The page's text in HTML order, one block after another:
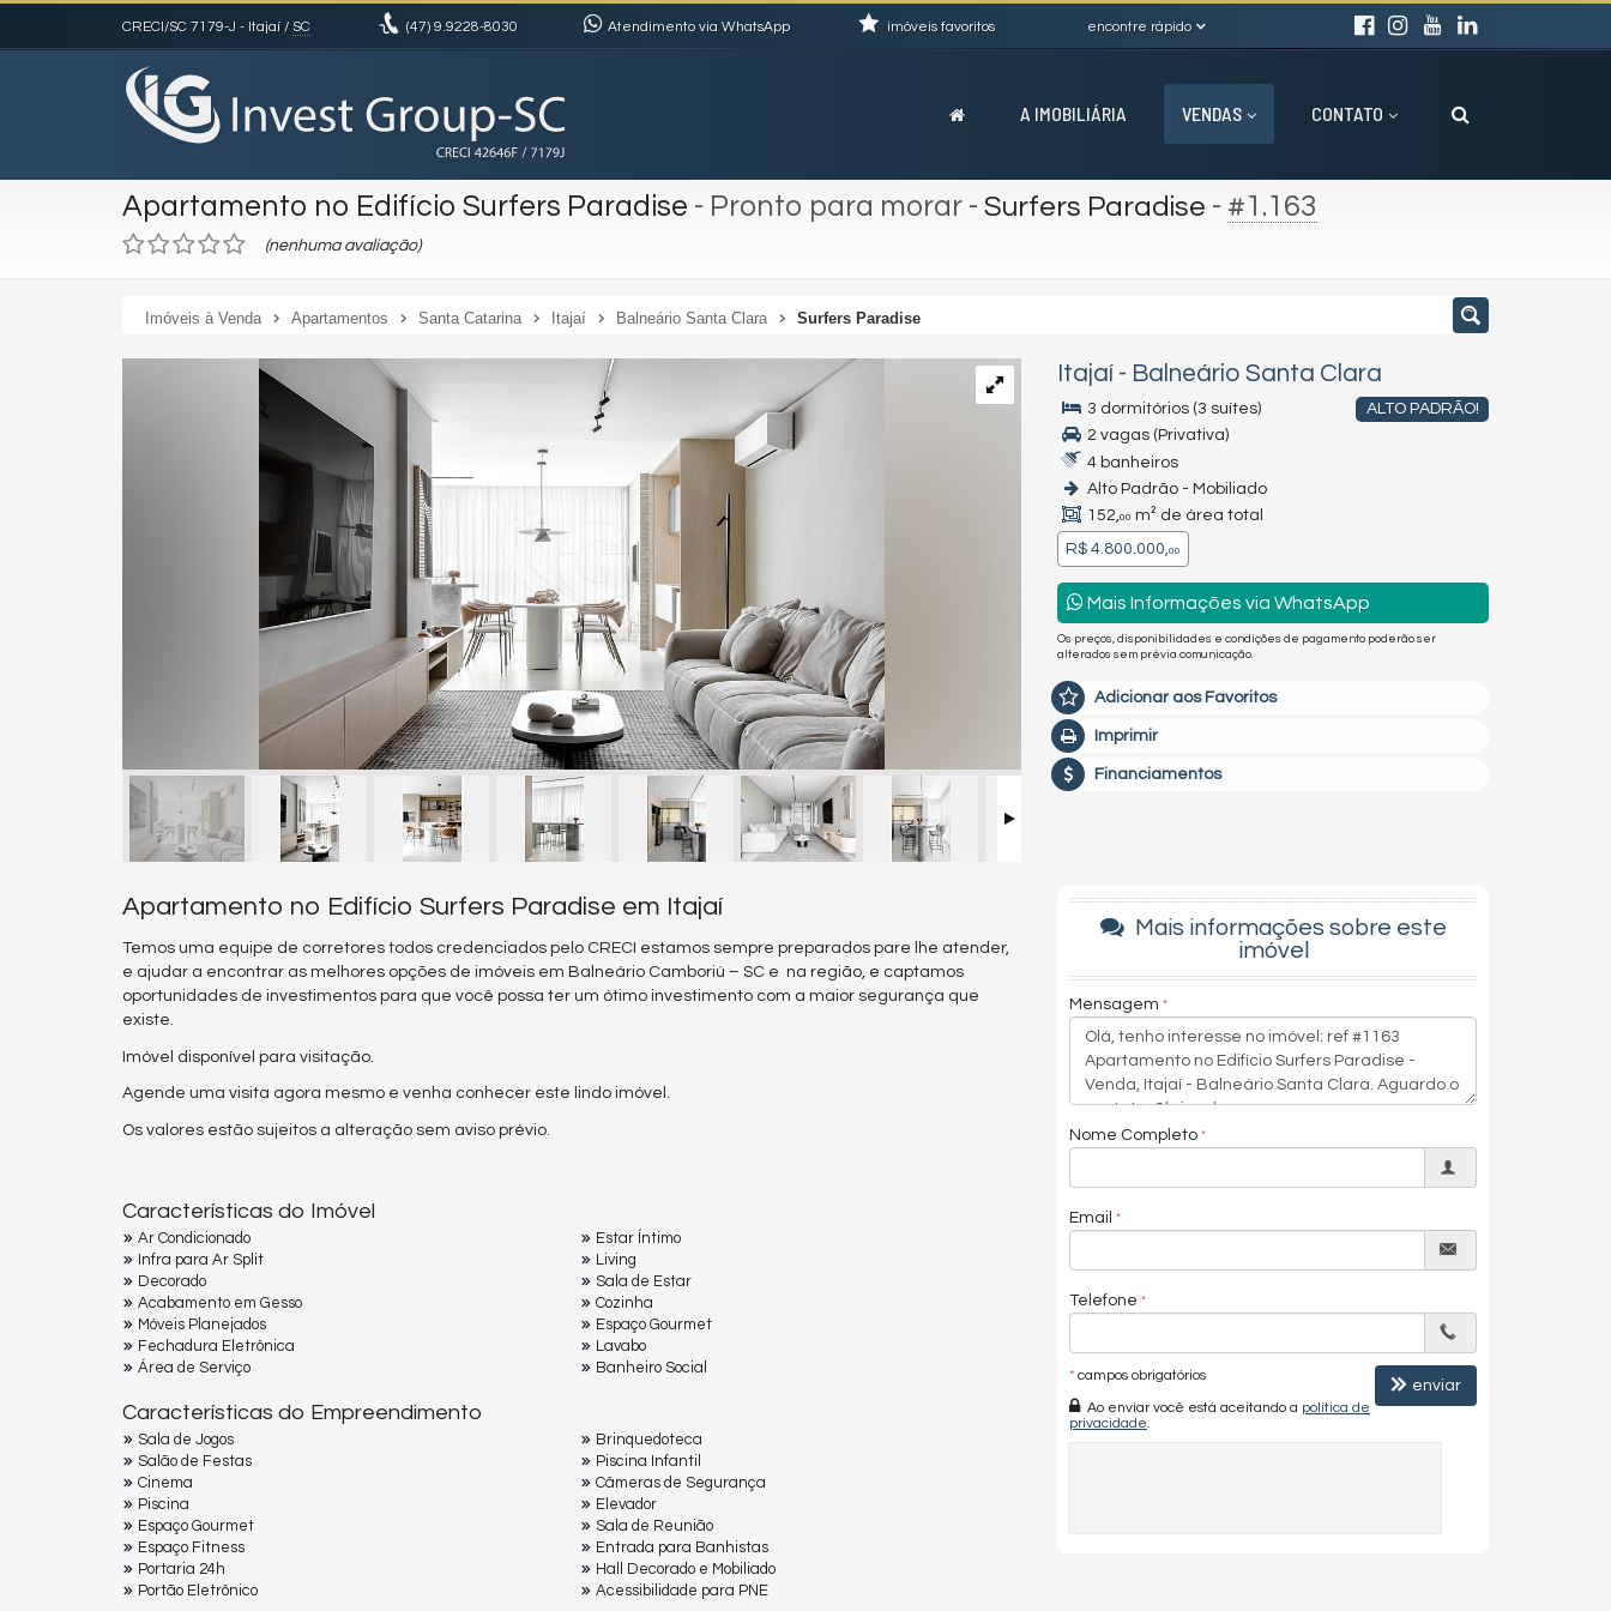
CRECI/SC 7179-J - Itajaí / SC (47) 9.9228-8030 Atendimento via WhatsApp encontre rápido
imóveis favoritos
A IMOBILIÁRIA VENDAS CONTATO
Apartamento no Edifício Surfers Paradise - Pronto para morar - Surfers Paradise - #1.163
(nenhuma avaliação)
Imóveis à Venda Apartamentos Santa Catarina Itajaí Balneário Santa Clara Surfers Paradise
Itajaí - Balneário Santa Clara
ALTO PADRÃO!
3 dormitórios (3 suítes)
2 vagas (Privativa)
4 banheiros
Alto Padrão - Mobiliado
152,00 m² de área total
R$ 4.800.000,00
Mais Informações via WhatsApp
Os preços, disponibilidades e condições de pagamento poderão ser
alterados sem prévia comunicação.
Adicionar aos Favoritos
Imprimir
Financiamentos
Apartamento no Edifício Surfers Paradise em Itajaí
Temos uma equipe de corretores todos credenciados pelo CRECI estamos sempre preparados pare lhe atender,
e ajudar a encontrar as melhores opções de imóveis em Balneário Camboriú – SC e na região, e captamos
oportunidades de investimentos para que você possa ter um ótimo investimento com a maior segurança que
existe.
Imóvel disponível para visitação.
Agende uma visita agora mesmo e venha conhecer este lindo imóvel.
Os valores estão sujeitos a alteração sem aviso prévio.
Características do Imóvel
Ar Condicionado
Infra para Ar Split
Decorado
Acabamento em Gesso
Móveis Planejados
Fechadura Eletrônica
Área de Serviço
Estar Íntimo
Living
Sala de Estar
Cozinha
Espaço Gourmet
Lavabo
Banheiro Social
Características do Empreendimento
Sala de Jogos
Salão de Festas
Cinema
Piscina
Espaço Gourmet
Espaço Fitness
Portaria 24h
Portão Eletrônico
Brinquedoteca
Piscina Infantil
Câmeras de Segurança
Elevador
Sala de Reunião
Entrada para Banhistas
Hall Decorado e Mobiliado
Acessibilidade para PNE
Mais informações sobre este
imóvel
Mensagem
Nome Completo
Email
Telefone
* campos obrigatórios
Ao enviar você está aceitando a política de
privacidade
enviar